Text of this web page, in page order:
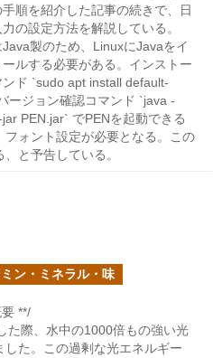
手順を紹介した記事の続きで、日
の設定方法を解説している。
Java製のため、LinuxにJavaをイ
ールする必要がある。インストー
ンド `sudo apt install default-
ージョン確認コマンド `java -
PEN.jar` でPENを起動できる
ォント設定が必要となる。この
と予告している。
ン・ミネラル・味
**/
た際、水中の1000倍もの強い光
た。この過剰な光エネルギー